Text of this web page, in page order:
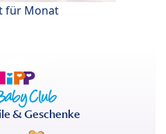
für Monat
& Geschenke